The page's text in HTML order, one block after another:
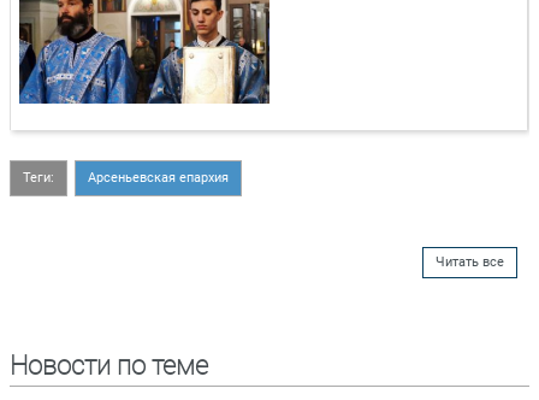
Теги: Арсеньевская епархия
Читать все
Новости по теме